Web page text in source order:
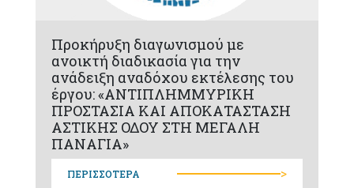
Προκήρυξη διαγωνισμού με
ανοικτή διαδικασία για την
ανάδειξη αναδόχου εκτέλεσης του
έργου: «ΑΝΤΙΠΛΗΜΜΥΡΙΚΗ
ΠΡΟΣΤΑΣΙΑ ΚΑΙ ΑΠΟΚΑΤΑΣΤΑΣΗ
ΑΣΤΙΚΗΣ ΟΔΟΥ ΣΤΗ ΜΕΓΑΛΗ
ΠΑΝΑΓΙΑ»
ΠΕΡΙΣΣΟΤΕΡΑ >